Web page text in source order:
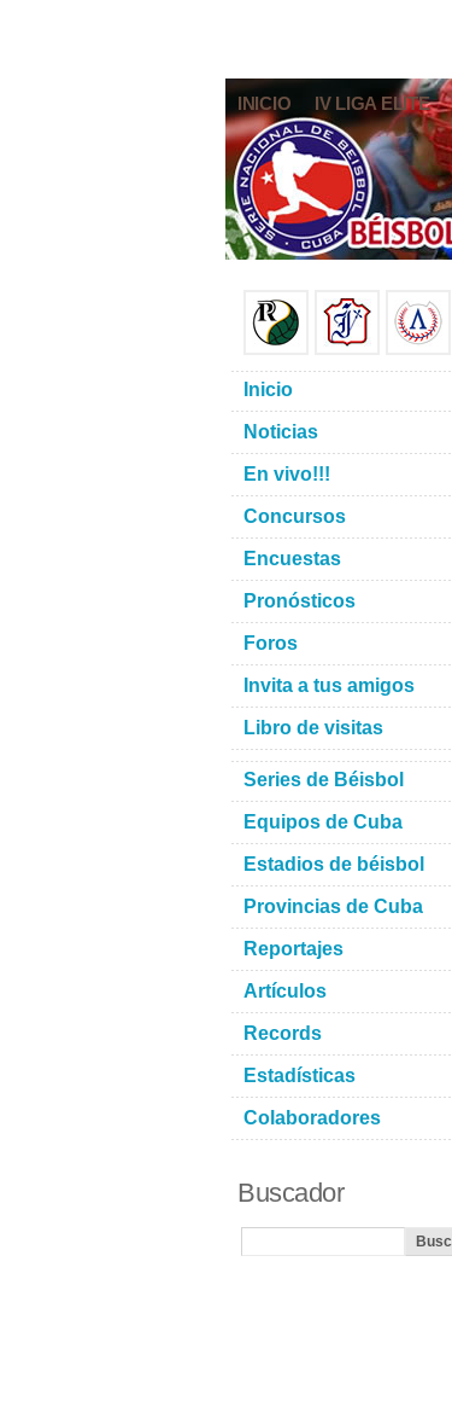
INICIO IV LIGA ELITE
Inicio
Noticias
En vivo!!!
Concursos
Encuestas
Pronósticos
Foros
Invita a tus amigos
Libro de visitas
Series de Béisbol
Equipos de Cuba
Estadios de béisbol
Provincias de Cuba
Reportajes
Artículos
Records
Estadísticas
Colaboradores
Buscador